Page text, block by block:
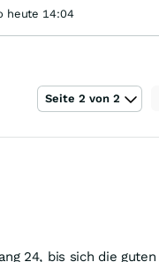
heute 14:04
Seite 2 von 2
24, bis sich die guten